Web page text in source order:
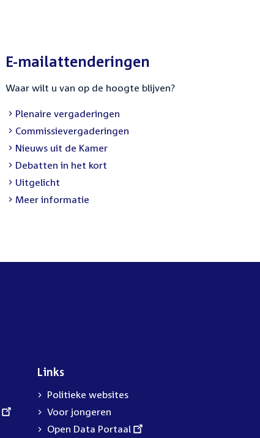
E-mailattenderingen
Waar wilt u van op de hoogte blijven?
External
link:
Plenaire vergaderingen
External
link:
Commissievergaderingen
External
link:
Nieuws uit de Kamer
External
link:
Debatten in het kort
External
link:
Uitgelicht
Meer informatie
Links
Politieke websites
Voor jongeren
External
Open Data Portaal